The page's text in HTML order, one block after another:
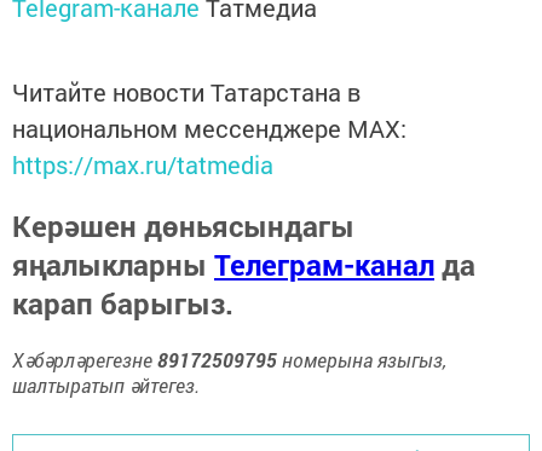
Telegram-канале Татмедиа
Читайте новости Татарстана в
национальном мессенджере MАХ:
https://max.ru/tatmedia
Керәшен дөньясындагы
яңалыкларны Телеграм-каналда
карап барыгыз.
Хәбәрләрегезне89172509795номерына языгыз,
шалтыратып әйтегез.